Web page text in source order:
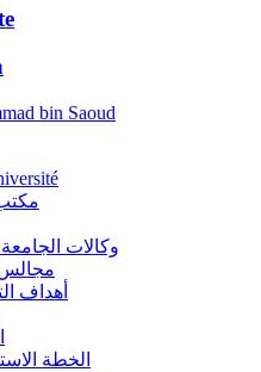
bin Saoud
وكالات
مجالس
أهداف
الخطة